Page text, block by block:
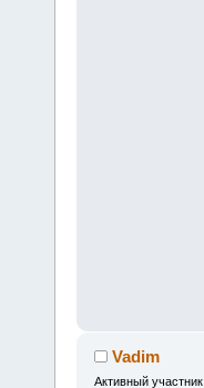
Vadim
Активный участник